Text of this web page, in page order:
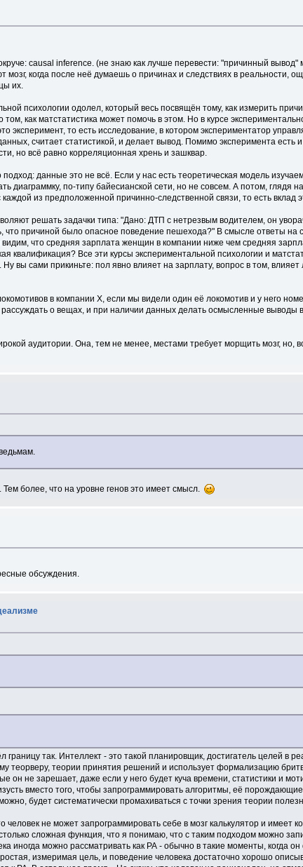
causal inference. (не знаю как лучше перевести: "причинный
когда после неё думаешь о причинах и следствиях в реальности,
их.
психологии одолел, который весь посвящён тому, как измерить
как матстатистика может помочь в этом. Но в курсе
эксперимент, то есть исследование, в котором экспериментатор
считает статистикой, и делает вывод. Помимо эксперимента есть
но всё равно корреляционная хрень и зашквар.
данные это не всё. Если у нас есть теоретическая модель
диаграммку, по-типу байесианской сети, но не совсем. А потом, глядя
из предположенной причинно-следственной связи, то есть вклад
решать задачки типа: "Дано: ДТП с нетрезвым водителем, он
что причиной было опасное поведение пешехода?" В смысле ответы
что средняя зарплата женщин в компании ниже чем средняя
Все эти курсы экспериментальной психологии и
вы сами прикиньте: пол явно влияет на зарплату, вопрос в том,
в компании X, если мы видели один её локомотив и у него
о вещах, и при наличии данных делать осмысленные выводы
аудитории. Она, тем не менее, местами требует морщить мозг, но,
более, что на уровне генов это имеет смысл.
обсуждения.
так. Интеллект - это такой планировщик, достигатель целей в
теорверу, теории принятия решений и использует формализацию
он не зарешает, даже если у него будет куча времени, статистики и
вместо того, чтобы запрограммировать алгоритмы, её
будет систематически промахиваться с точки зрения теории
не может запрограммировать себе в мозг калькулятор и имеет
сложная функция, что я понимаю, что с таким подходом можно
иногда можно рассматривать как РА - обычно в такие моменты, когда он
измеримая цель, и поведение человека достаточно хорошо